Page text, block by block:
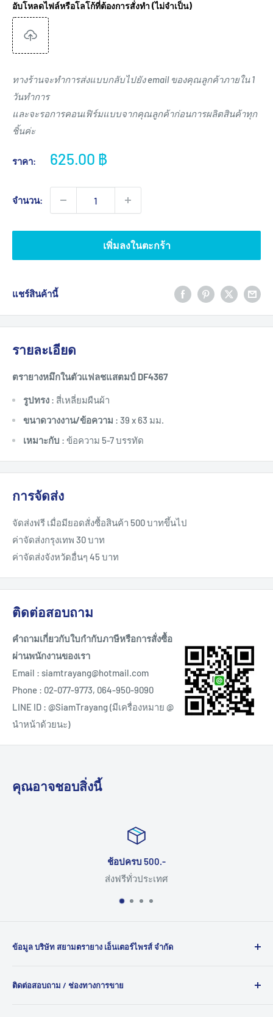
อับโหลดไฟล์หรือโลโก้ที่ต้องการสั่งทำ (ไม่จำเป็น)
ทางร้านจะทำการส่งแบบกลับไปยัง email ของคุณลูกค้าภายใน 1
วันทำการ
และจะรอการคอนเฟิร์มแบบจากคุณลูกค้าก่อนการผลิตสินค้าทุก
ชิ้นค่ะ
ราคา:
ราคา
625.00 ฿
จำนวน:
เพิ่มลงในตะกร้า
แชร์สินค้านี้
รายละเอียด
ตรายางหมึกในตัวแฟลชแสตมป์ DF4367
รูปทรง : สี่เหลี่ยมผืนผ้า
ขนาดวางงาน/ข้อความ : 39 x 63 มม.
เหมาะกับ : ข้อความ 5-7 บรรทัด
การจัดส่ง
จัดส่งฟรี เมื่อมียอดสั่งซื้อสินค้า 500 บาทขึ้นไป
ค่าจัดส่งกรุงเทพ 30 บาท
ค่าจัดส่งจังหวัดอื่นๆ 45 บาท
ติดต่อสอบถาม
คำถามเกี่ยวกับใบกำกับภาษีหรือการสั่งซื้อ
ผ่านพนักงานของเรา
Email : siamtrayang@hotmail.com
Phone : 02-077-9773, 064-950-9090
LINE ID : @SiamTrayang (มีเครื่องหมาย @
นำหน้าด้วยนะ)
คุณอาจชอบสิ่งนี้
ช้อปครบ 500.-
ส่งฟรีทั่วประเทศ
ข้อมูล บริษัท สยามตรายาง เอ็นเตอร์ไพรส์ จำกัด
ตรายางหมึกใน ตัว คุณภาพสูงสำหรับทุกความต้องการของ
ติดต่อสอบถาม / ช่องทางการขาย